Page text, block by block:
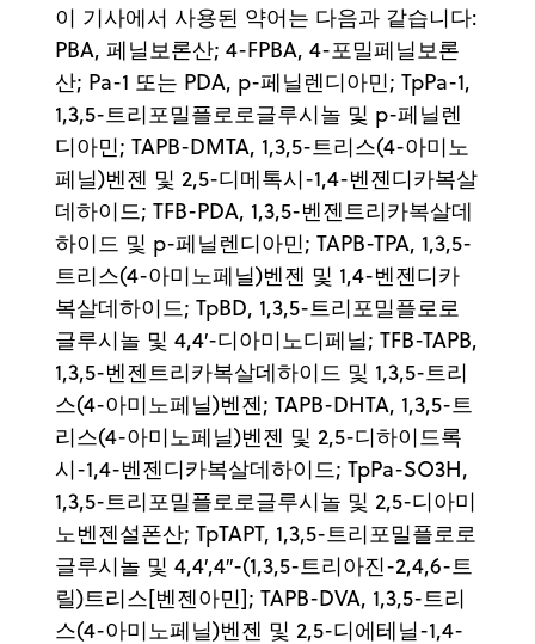
이 기사에서 사용된 약어는 다음과 같습니다:
PBA, 페닐보론산; 4-FPBA, 4-포밀페닐보론
산; Pa-1 또는 PDA, p-페닐렌디아민; TpPa-1,
1,3,5-트리포밀플로로글루시놀 및 p-페닐렌
디아민; TAPB-DMTA, 1,3,5-트리스(4-아미노
페닐)벤젠 및 2,5-디메톡시-1,4-벤젠디카복살
데하이드; TFB-PDA, 1,3,5-벤젠트리카복살데
하이드 및 p-페닐렌디아민; TAPB-TPA, 1,3,5-
트리스(4-아미노페닐)벤젠 및 1,4-벤젠디카
복살데하이드; TpBD, 1,3,5-트리포밀플로로
글루시놀 및 4,4′-디아미노디페닐; TFB-TAPB,
1,3,5-벤젠트리카복살데하이드 및 1,3,5-트리
스(4-아미노페닐)벤젠; TAPB-DHTA, 1,3,5-트
리스(4-아미노페닐)벤젠 및 2,5-디하이드록
시-1,4-벤젠디카복살데하이드; TpPa-SO3H,
1,3,5-트리포밀플로로글루시놀 및 2,5-디아미
노벤젠설폰산; TpTAPT, 1,3,5-트리포밀플로로
글루시놀 및 4,4′,4′′-(1,3,5-트리아진-2,4,6-트
릴)트리스[벤젠아민]; TAPB-DVA, 1,3,5-트리
스(4-아미노페닐)벤젠 및 2,5-디에테닐-1,4-